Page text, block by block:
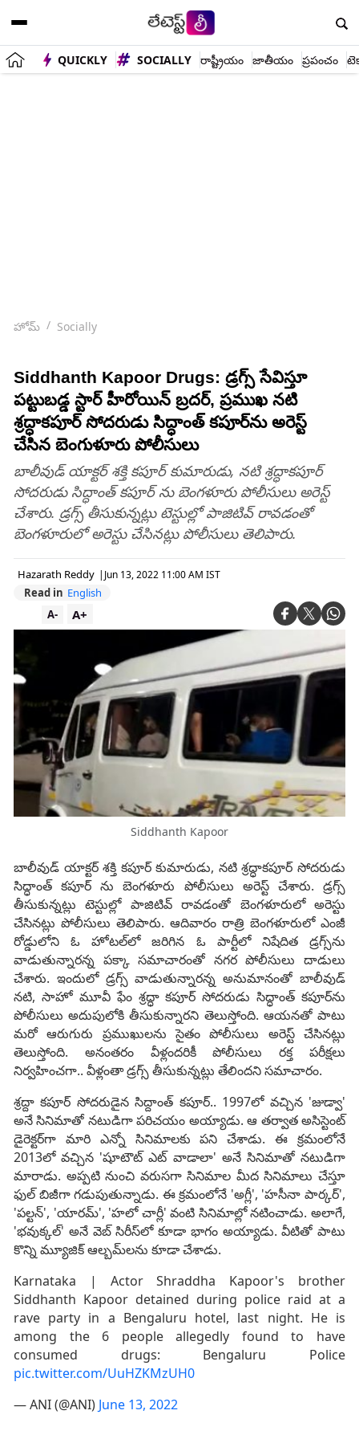
QUICKLY SOCIALLY రాష్ట్రీయం జాతీయం ప్రపంచం
హోమ్ Socially
Siddhanth Kapoor Drugs: డ్రగ్స్ సేవిస్తూ
పట్టుబడ్డ స్టార్ హీరోయిన్ బ్రదర్, ప్రముఖ నటి
శ్రద్ధాకపూర్ సోదరుడు సిద్ధాంత్ కపూర్‌ను అరెస్ట్
చేసిన బెంగుళూరు పోలీసులు
బాలీవుడ్ యాక్టర్ శక్తి కపూర్ కుమారుడు, నటి శ్రద్ధాకపూర్
సోదరుడు సిద్ధాంత్ కపూర్ ను బెంగళూరు పోలీసులు అరెస్ట్
చేశారు. డ్రగ్స్ తీసుకున్నట్లు టెస్టుల్లో పాజిటివ్ రావడంతో
బెంగళూరులో అరెస్టు చేసినట్లు పోలీసులు తెలిపారు.
Hazarath Reddy | Jun 13, 2022 11:00 AM IST
Read in English
A+
A-
Siddhanth Kapoor
బాలీవుడ్ యాక్టర్ శక్తి కపూర్ కుమారుడు, నటి శ్రద్ధాకపూర్ సోదరుడు
సిద్ధాంత్ కపూర్ ను బెంగళూరు పోలీసులు అరెస్ట్ చేశారు. డ్రగ్స్
తీసుకున్నట్లు టెస్టుల్లో పాజిటివ్ రావడంతో బెంగళూరులో అరెస్టు
చేసినట్లు పోలీసులు తెలిపారు. ఆదివారం రాత్రి బెంగళూరులో ఎంజీ
రోడ్డులోని ఓ హోటల్‌లో జరిగిన ఓ పార్టీలో నిషేదిత డ్రగ్స్‌ను
వాడుతున్నారన్న పక్కా సమాచారంతో నగర పోలీసులు దాడులు
చేశారు. ఇందులో డ్రగ్స్ వాడుతున్నారన్న అనుమానంతో బాలీవుడ్
నటి, సాహో మూవీ ఫేం శ్రద్ధా కపూర్ సోదరుడు సిద్ధాంత్ కపూర్‌ను
పోలీసులు అదుపులోకి తీసుకున్నారని తెలుస్తోంది. ఆయనతో పాటు
మరో ఆరుగురు ప్రముఖులను సైతం పోలీసులు అరెస్ట్ చేసినట్లు
తెలుస్తోంది. అనంతరం వీళ్లందరికీ పోలీసులు రక్త పరీక్షలు
నిర్వహించగా.. వీళ్లంతా డ్రగ్స్ తీసుకున్నట్లు తేలిందని సమాచారం.
శ్రద్దా కపూర్ సోదరుడైన సిద్దాంత్ కపూర్.. 1997లో వచ్చిన 'జుడ్వా'
అనే సినిమాతో నటుడిగా పరిచయం అయ్యాడు. ఆ తర్వాత అసిస్టెంట్
డైరెక్టర్‌గా మారి ఎన్నో సినిమాలకు పని చేశాడు. ఈ క్రమంలోనే
2013లో వచ్చిన 'షూటౌట్ ఎట్ వాడాలా' అనే సినిమాతో నటుడిగా
మారాడు. అప్పటి నుంచి వరుసగా సినిమాల మీద సినిమాలు చేస్తూ
ఫుల్ బిజీగా గడుపుతున్నాడు. ఈ క్రమంలోనే 'అగ్లీ', 'హసీనా పార్కర్',
'పల్టన్', 'యారమ్', 'హలో చార్లీ' వంటి సినిమాల్లో నటించాడు. అలాగే,
'భవుక్కల్' అనే వెబ్ సిరీస్‌లో కూడా భాగం అయ్యాడు. వీటితో పాటు
కొన్ని మ్యూజిక్ ఆల్బమ్‌లను కూడా చేశాడు.
Karnataka | Actor Shraddha Kapoor's brother
Siddhanth Kapoor detained during police raid at a
rave party in a Bengaluru hotel, last night. He is
among the 6 people allegedly found to have
consumed drugs: Bengaluru Police
pic.twitter.com/UuHZKMzUH0
— ANI (@ANI) June 13, 2022